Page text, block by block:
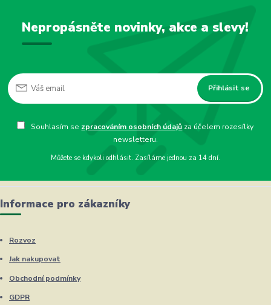
Nepropásněte novinky, akce a slevy!
Přihlásit se
Souhlasím se zpracováním osobních údajů za účelem rozesílky
newsletteru.
Můžete se kdykoli odhlásit. Zasíláme jednou za 14 dní.
Informace pro zákazníky
Rozvoz
Jak nakupovat
Obchodní podmínky
GDPR